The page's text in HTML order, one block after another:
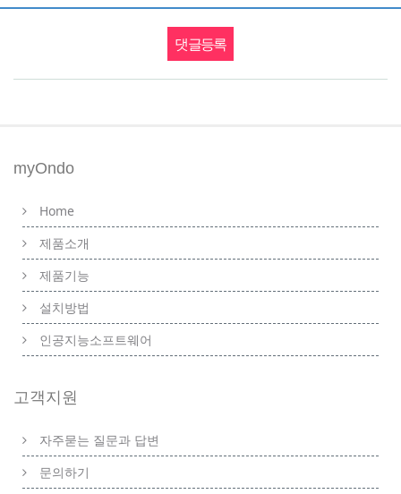
myOndo
Home
제품소개
제품기능
설치방법
인공지능소프트웨어
고객지원
자주묻는 질문과 답변
문의하기